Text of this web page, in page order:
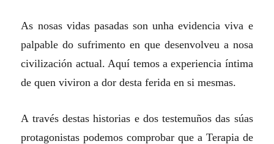
As nosas vidas pasadas son unha evidencia viva e
palpable do sufrimento en que desenvolveu a nosa
civilización actual. Aquí temos a experiencia íntima
de quen viviron a dor desta ferida en si mesmas.
A través destas historias e dos testemuños das súas
protagonistas podemos comprobar que a Terapia de